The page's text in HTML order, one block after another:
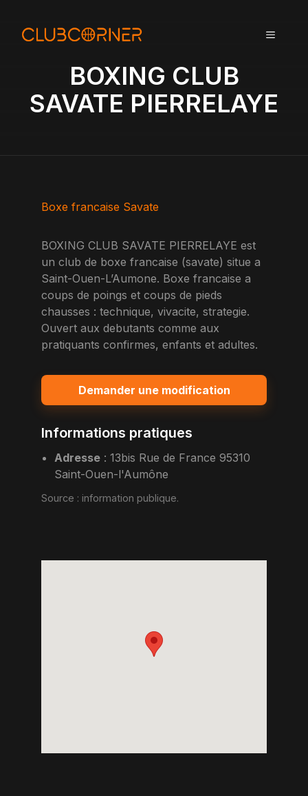
MENU
BOXING CLUB
SAVATE PIERRELAYE
Boxe francaise Savate
BOXING CLUB SAVATE PIERRELAYE est
un club de boxe francaise (savate) situe a
Saint-Ouen-L’Aumone. Boxe francaise a
coups de poings et coups de pieds
chausses : technique, vivacite, strategie.
Ouvert aux debutants comme aux
pratiquants confirmes, enfants et adultes.
Demander une modification
Informations pratiques
Adresse :13bis Rue de France 95310
Saint-Ouen-l'Aumône
Source : information publique.